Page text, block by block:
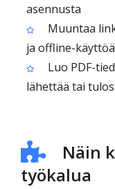
asennusta
Muuntaa
ja offline-
Luo PDF-
lähettää tai
Näin
työkalua